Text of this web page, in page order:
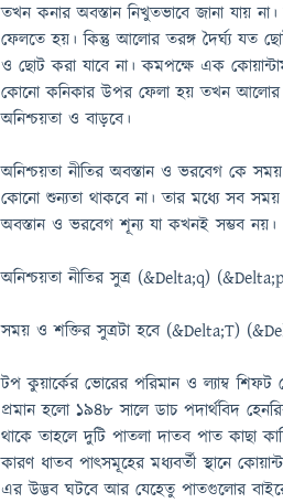
তখন কনার অবস্তান নিখুতভাবে জানা যায়
ফেলতে হয়। কিন্তু আলোর তরঙ্গ দৈর্ঘ্য যত
ও ছোট করা যাবে না। কমপক্ষে এক
কোনো কনিকার উপর ফেলা হয় তখন আলোর
অনিশ্চয়তা ও বাড়বে।
অনিশ্চয়তা নীতির অবস্তান ও ভরবেগ কে
কোনো শুন্যতা থাকবে না। তার মধ্যে সব
অবস্তান ও ভরবেগ শূন্য যা কখনই সম্ভব নয়।
অনিশ্চয়তা নীতির সুত্র (&Delta;q)
সময় ও শক্তির সুত্রটা হবে (&Delta;T)
টপ কুয়ার্কের ভোরের পরিমান ও ল্যাম্ব শিফট
প্রমান হলো ১৯৪৮ সালে ডাচ পদার্থবিদ
থাকে তাহলে দুটি পাতলা দাতব পাত কাছা
কারণ ধাতব পাত্সমূহের মধ্যবর্তী স্থানে
এর উদ্ভব ঘটবে আর যেহেতু পাতগুলোর